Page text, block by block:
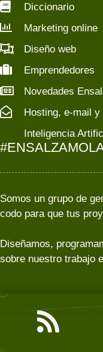
Diccionario
Marketing online
Diseño web
Emprendedores
Novedades
Hosting, e-mail
Inteligencia
Somos un grupo de
codo para que tus
Diseñamos,
sobre nuestro trabajo